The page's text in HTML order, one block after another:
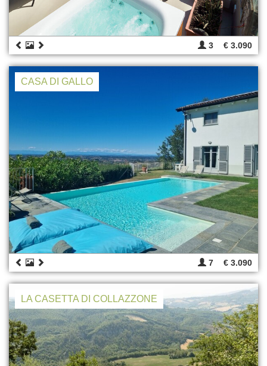
3 € 3.090
CASA DI GALLO
7 € 3.090
LA CASETTA DI COLLAZZONE